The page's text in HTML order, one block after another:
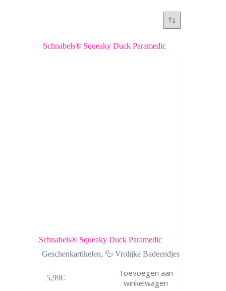
Schnabels® Squeaky Duck Paramedic
Geschenkartikelen, 🦆 Vrolijke Badeendjes
5,99€
Toevoegen aan
winkelwagen